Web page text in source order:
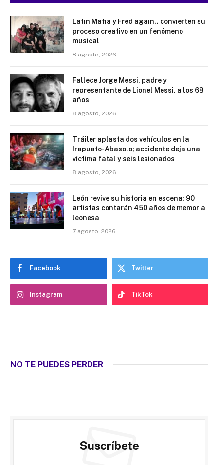
Latin Mafia y Fred again.. convierten su
proceso creativo en un fenómeno
musical
8 agosto, 2026
Fallece Jorge Messi, padre y
representante de Lionel Messi, a los 68
años
8 agosto, 2026
Tráiler aplasta dos vehículos en la
Irapuato-Abasolo; accidente deja una
víctima fatal y seis lesionados
8 agosto, 2026
León revive su historia en escena: 90
artistas contarán 450 años de memoria
leonesa
7 agosto, 2026
Facebook Twitter
Instagram TikTok
NO TE PUEDES PERDER
Suscríbete